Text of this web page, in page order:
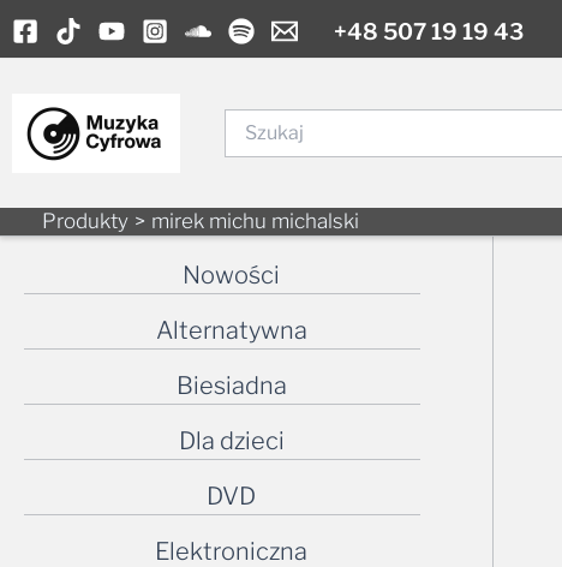
Skip
to
+48 507 19 19 43
Produkty mirek michu michalski
Nowości
Alternatywna
Biesiadna
Dla dzieci
DVD
Elektroniczna